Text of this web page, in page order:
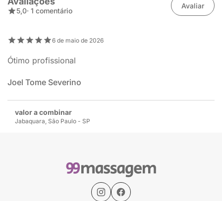
valor a combinar
Jabaquara, São Paulo - SP
5,0· 1 comentário
Avaliar
6 de maio de 2026
Ótimo profissional
Joel Tome Severino